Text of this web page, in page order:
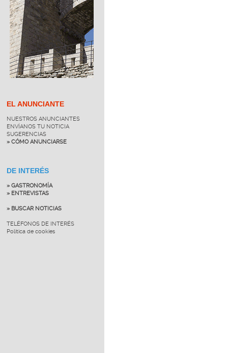
EL ANUNCIANTE
NUESTROS ANUNCIANTES
ENVÍANOS TU NOTICIA
SUGERENCIAS
» CÓMO ANUNCIARSE
DE INTERÉS
» GASTRONOMÍA
» ENTREVISTAS
» BUSCAR NOTICIAS
TELÉFONOS DE INTERÉS
Política de cookies